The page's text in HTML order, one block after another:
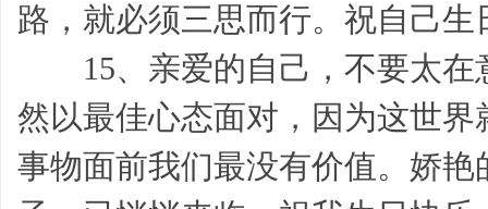
路，就必须三思而行。祝自己生
15、亲爱的自己，不要太在
然以最佳心态面对，因为这世
事物面前我们最没有价值。娇